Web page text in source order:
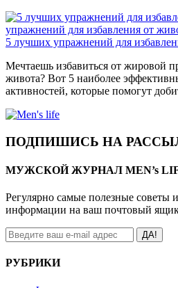
упражнений для избавления от
5 лучших упражнений для
Мечтаешь избавиться от жировой
живота? Вот 5 наиболее
активностей, которые помогут
ПОДПИШИСЬ НА
МУЖСКОЙ ЖУРНАЛ MEN’s
Регулярно самые полезные советы
информации на ваш почтовый
ДА!
РУБРИКИ